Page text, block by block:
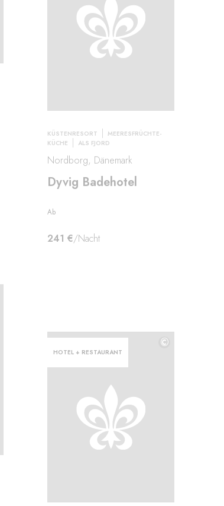
KÜSTENRESORT
MEERESFRÜCHTE-
KÜCHE
ALS FJORD
Nordborg, Dänemark
Dyvig Badehotel
Ab
241 €/Nacht
HOTEL + RESTAURANT
©